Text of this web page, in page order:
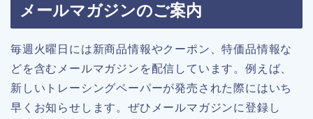
メールマガジンのご案内
毎週火曜日には新商品情報やクーポン、特価品情報な
どを含むメールマガジンを配信しています。例えば、
新しいトレーシングペーパーが発売された際にはいち
早くお知らせします。ぜひメールマガジンに登録し